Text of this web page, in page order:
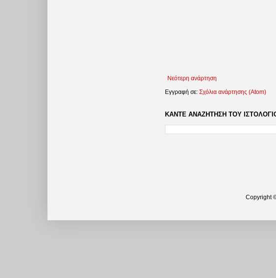
Νεότερη ανάρτηση
Εγγραφή σε: Σχόλια ανάρτησης (Atom)
ΚΑΝΤΕ ΑΝΑΖΗΤΗΣΗ ΤΟΥ
Copyright